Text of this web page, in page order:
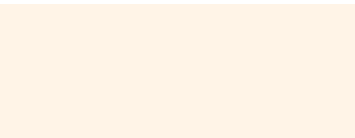
Impressum Datenschutz AGB © 2026 ANiFiT AG